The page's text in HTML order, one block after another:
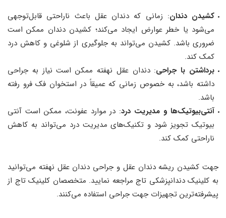
کشیدن دندان: زمانی که دندان عقل باعث ناراحتی قابل‌توجهی
می‌شود یا خطر عوارض ایجاد می‌کند؛ کشیدن دندان ممکن است
ضروری باشد. کشیدن می‌تواند به جلوگیری از شلوغی و کاهش درد
کمک کند.
برداشتن با جراحی: دندان عقل نهفته ممکن است نیاز به جراحی
داشته باشد، به خصوص زمانی که عمیقاً در استخوان فک فرو رفته
باشد.
آنتی‌بیوتیک‌ها و مدیریت درد: در موارد عفونت، ممکن است آنتی
بیوتیک تجویز شود و تکنیک‌های مدیریت درد می‌تواند به کاهش
ناراحتی کمک کند.
جهت کشیدن ریشه دندان عقل و جراحی دندان عقل نهفته می‌توانید
به کلینیک دندانپزشکی تاج مراجعه نمایید. متخصصان کلینیک تاج از
پیشرفته‌ترین تجهیزات جهت جراحی استفاده می‌کنند.